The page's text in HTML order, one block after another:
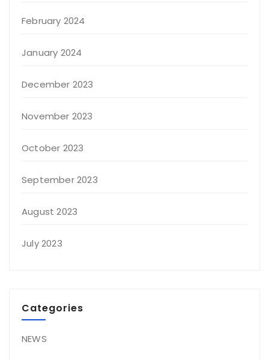
February 2024
January 2024
December 2023
November 2023
October 2023
September 2023
August 2023
July 2023
Categories
NEWS